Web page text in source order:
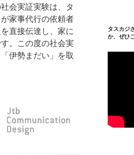
会実証実験は、タ
家事代行の依頼者
直接伝達し、家に
。この度の社会実
伊勢まだい」を取
タスカジ
か、ぜひ